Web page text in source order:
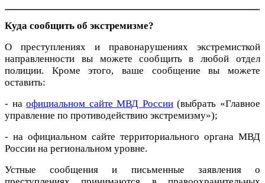
Куда сообщить об экстремизме?
О преступлениях и правонарушениях экстремисткой
направленности вы можете сообщить в любой отдел
полиции. Кроме этого, ваше сообщение вы можете
оставить:
- наофициальном сайте МВД России(выбрать «Главное
управление по противодействию экстремизму»);
- на официальном сайте территориального органа МВД
России на региональном уровне.
Устные сообщения и письменные заявления о